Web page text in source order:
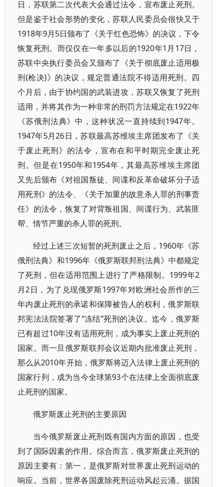
日，苏联第二次代表大会通过法令，宣布废止死刑。
但是鉴于社会形势的变化，苏联人民委员会很快又于
1918年9月5日颁布了《关于红色恐怖》的决议，下令
恢复死刑。而仅仅在一年多以后的1920年1月17日，
苏联中央执行委员会又颁布了《关于彻底废止适用极
刑(枪决)》的决议，规定普通法院不得适用死刑。四
个月后，由于协约国的武装进攻，苏联又恢复了死刑
适用，并将其作为一种非常的刑罚方法规定在1922年
《苏俄刑法典》中，这种状况一直持续到1947年。
1947年5月26日，苏联最高苏维埃主席团发布了《关
于废止死刑》的法令，宣布在和平时期完全废止死
刑。但是在1950年和1954年，其最高苏维埃主席团
又先后颁布《对祖国叛徒、间谍和反革命破坏分子适
用死刑》的法令、《关于加重的故意杀人罪的刑事责
任》的法令，恢复了对背叛祖国、间谍行为、武装匪
帮、情节严重的杀人罪的死刑。
经过上述三次短暂的死刑废止之后，1960年《苏
俄刑法典》和1996年《俄罗斯联邦刑法典》中都规定
了死刑，但在适用范围上进行了严格限制。1999年2
月2日，为了兑现俄罗斯1997年对欧洲社会所作的三
年内废止死刑的承诺和保障被告人的权利，俄罗斯联
邦宪法法院签署了“冻结”死刑的决议。迄今，俄罗斯
已有超过10年没有适用死刑，成为事实上废止死刑的
国家。而一旦俄罗斯联邦会议近期内批准废止死刑，
那么从2010年开始，俄罗斯将迈入法律上废止死刑的
国家行列，成为当今全球第93个在法律上全面彻底废
止死刑的国家。
俄罗斯废止死刑的主要原因
当今俄罗斯废止死刑既有国内方面的原因，也受
到了国际因素的作用。综合而言，俄罗斯废止死刑的
原因主要有：第一，是俄罗斯对世界废止死刑运动的
响应。当前，世界各国废除死刑运动风起云涌。据国